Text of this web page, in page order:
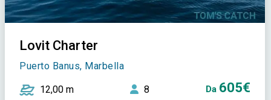
Lovit Charter
Puerto Banus, Marbella
12,00 m 8 Da 605€